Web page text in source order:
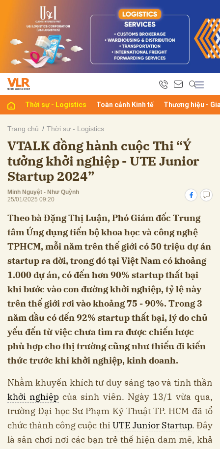
Thời sự - Logistics Toàn cảnh Kinh tế Thương hiệu -
Trang chủ Thời sự - Logistics
VTALK đồng hành cuộc Thi “Ý
tưởng khởi nghiệp - UTE Junior
Startup 2024”
Minh Nguyệt - Như Quỳnh
25/01/2025 09:20
Theo bà Đặng Thị Luận, Phó Giám đốc Trung
tâm Ứng dụng tiến bộ khoa học và công nghệ
TPHCM, mỗi năm trên thế giới có 50 triệu dự án
startup ra đời, trong đó tại Việt Nam có khoảng
1.000 dự án, có đến hơn 90% startup thất bại
khi bước vào con đường khởi nghiệp, tỷ lệ này
trên thế giới rơi vào khoảng 75 - 90%. Trong 3
năm đầu có đến 92% startup thất bại, lý do chủ
yếu đến từ việc chưa tìm ra được chiến lược
phù hợp cho thị trường cũng như thiếu đi kiến
thức trước khi khởi nghiệp, kinh doanh.
Nhằm khuyến khích tư duy sáng tạo và tinh thần
khởi nghiệp của sinh viên. Ngày 13/1 vừa qua,
trường Đại học Sư Phạm Kỹ Thuật TP. HCM đã tổ
chức thành công cuộc thi UTE Junior Startup. Đây
là sân chơi nơi các bạn trẻ thể hiện đam mê, khả
luận
Hủy